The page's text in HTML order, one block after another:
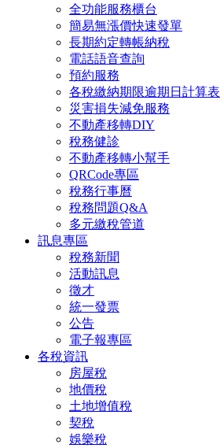
全功能服務櫃台
簡易無漲價快速發單
長期約定轉帳納稅
電話語音查詢
預約服務
各稅繳納期限逾期日計算表
災害損失減免服務
不動產移轉DIY
稅務健診
不動產移轉小幫手
QRCode專區
稅務行事曆
稅務問題Q&A
多元繳稅管道
訊息專區
稅務新聞
活動訊息
徵才
統一發票
公告
電子報專區
各稅資訊
房屋稅
地價稅
土地增值稅
契稅
娛樂稅